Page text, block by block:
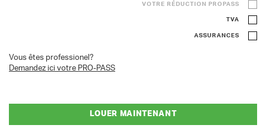
VOTRE RÉDUCTION PROPASS
TVA
ASSURANCES
Vous êtes professionel?
Demandez ici votre PRO-PASS
LOUER MAINTENANT